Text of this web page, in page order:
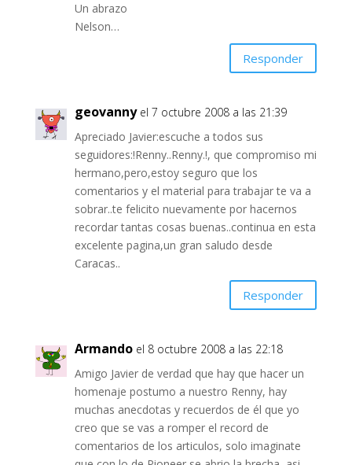
Un abrazo
Nelson…
Responder
geovanny el 7 octubre 2008 a las 21:39
Apreciado Javier:escuche a todos sus
seguidores:!Renny..Renny.!, que compromiso mi
hermano,pero,estoy seguro que los
comentarios y el material para trabajar te va a
sobrar..te felicito nuevamente por hacernos
recordar tantas cosas buenas..continua en esta
excelente pagina,un gran saludo desde
Caracas..
Responder
Armando el 8 octubre 2008 a las 22:18
Amigo Javier de verdad que hay que hacer un
homenaje postumo a nuestro Renny, hay
muchas anecdotas y recuerdos de él que yo
creo que se vas a romper el record de
comentarios de los articulos, solo imaginate